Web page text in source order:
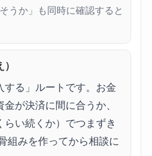
うか」も同時に確認すると
する」ルートです。お金
が決済に間に合うか、
らい続くか）でつまずき
組みを作ってから相談に